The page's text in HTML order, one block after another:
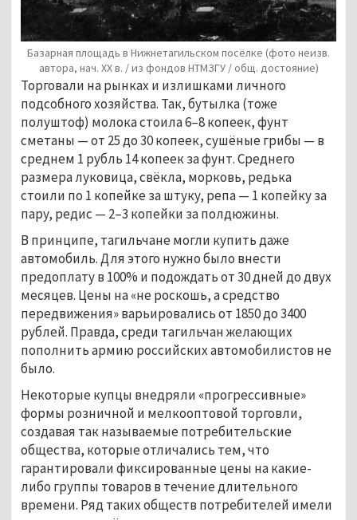
Базарная площадь в Нижнетагильском посёлке (фото неизв.
автора, нач. ХХ в. / из фондов НТМЗГУ / общ. достояние)
Торговали на рынках и излишками личного
подсобного хозяйства. Так, бутылка (тоже
полуштоф) молока стоила 6–8 копеек, фунт
сметаны — от 25 до 30 копеек, сушёные грибы — в
среднем 1 рубль 14 копеек за фунт. Среднего
размера луковица, свёкла, морковь, редька
стоили по 1 копейке за штуку, репа — 1 копейку за
пару, редис — 2–3 копейки за полдюжины.
В принципе, тагильчане могли купить даже
автомобиль. Для этого нужно было внести
предоплату в 100% и подождать от 30 дней до двух
месяцев. Цены на «не роскошь, а средство
передвижения» варьировались от 1850 до 3400
рублей. Правда, среди тагильчан желающих
пополнить армию российских автомобилистов не
было.
Некоторые купцы внедряли «прогрессивные»
формы розничной и мелкооптовой торговли,
создавая так называемые потребительские
общества, которые отличались тем, что
гарантировали фиксированные цены на какие-
либо группы товаров в течение длительного
времени. Ряд таких обществ потребителей имели